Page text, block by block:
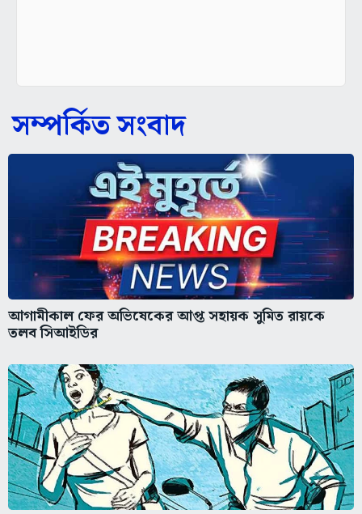
সম্পর্কিত সংবাদ
আগামীকাল ফের অভিষেকের আপ্ত সহায়ক সুমিত রায়কে
তলব সিআইডির